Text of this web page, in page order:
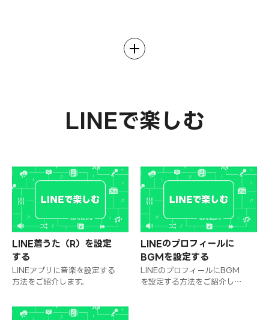
LINEで楽しむ
LINE着うた（R）を設定
する
LINEアプリに音楽を設定する
方法をご紹介します。
LINEのプロフィールに
BGMを設定する
LINEのプロフィールにBGM
を設定する方法をご紹介しま